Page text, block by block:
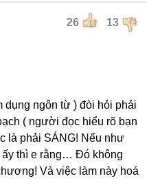
26 13
dụng ngôn từ ) đòi hỏi phải
( người đọc hiểu rõ bạn
là phải SÁNG! Nếu như
ấy thì e rằng… Đó không
Và việc làm này hoá